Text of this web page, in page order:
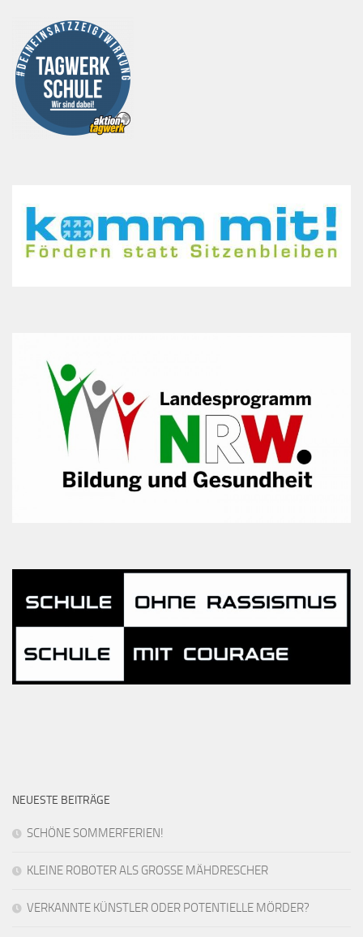
NEUESTE BEITRÄGE
SCHÖNE SOMMERFERIEN!
KLEINE ROBOTER ALS GROSSE MÄHDRESCHER
VERKANNTE KÜNSTLER ODER POTENTIELLE MÖRDER?